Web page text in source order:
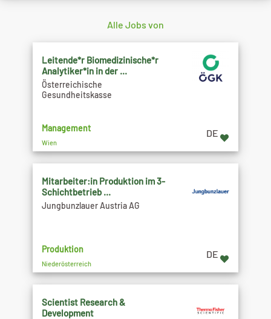
Alle Jobs von
Leitende*r Biomedizinische*r
Analytiker*in in der ...
Österreichische
Gesundheitskasse
Management
Wien
DE
Mitarbeiter:in Produktion im 3-
Schichtbetrieb ...
Jungbunzlauer Austria AG
Produktion
Niederösterreich
DE
Scientist Research &
Development